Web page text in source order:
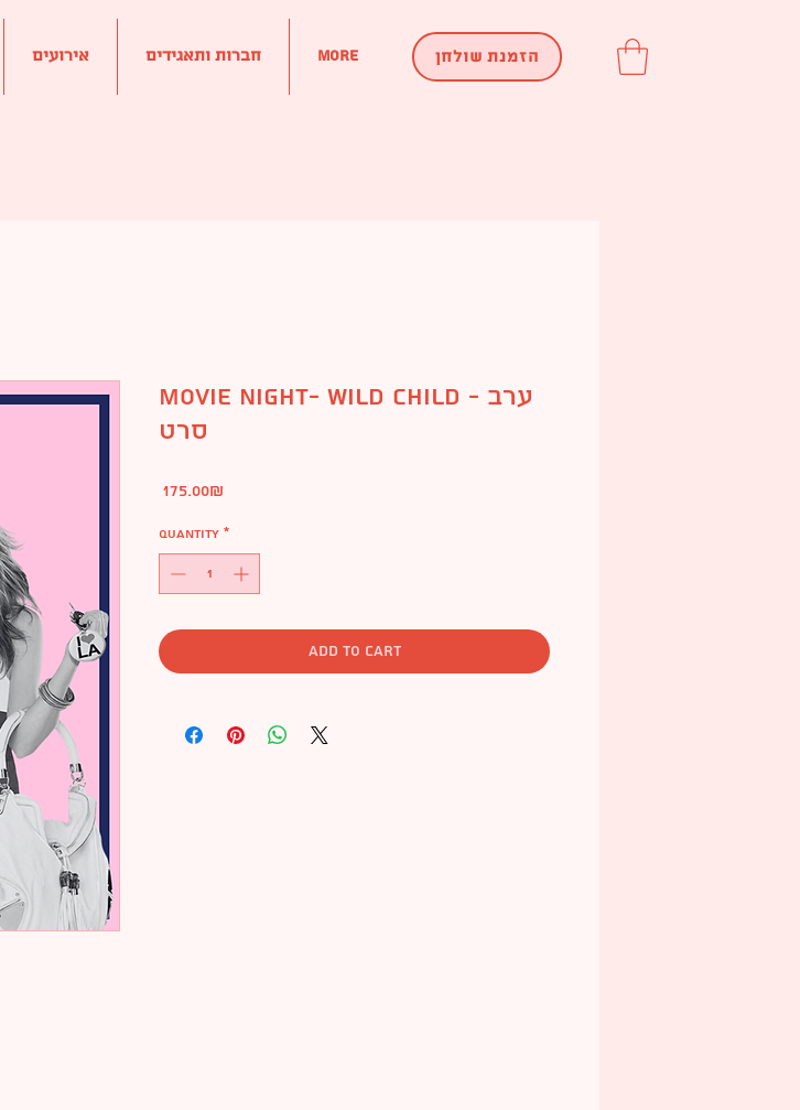
אירועים חברות ותאגידים More הזמנת שולחן
Movie Night- Wild Child - ערב
סרט
‏175.00 ‏₪
Quantity *
add to cart